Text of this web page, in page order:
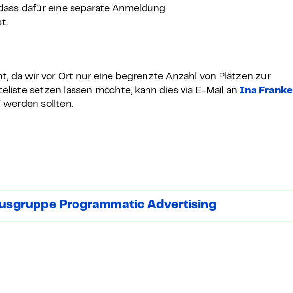
dafür eine separate Anmeldung
da wir vor Ort nur eine begrenzte Anzahl von Plätzen zur
setzen lassen möchte, kann dies via E-Mail an Ina Franke
werden sollten.
Programmatic Advertising